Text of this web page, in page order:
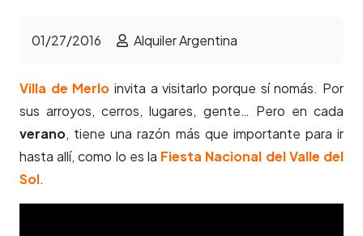
01/27/2016 Alquiler Argentina
Villa de Merlo invita a visitarlo porque sí nomás. Por
sus arroyos, cerros, lugares, gente… Pero en cada
verano, tiene una razón más que importante para ir
hasta allí, como lo es la Fiesta Nacional del Valle del
Sol.